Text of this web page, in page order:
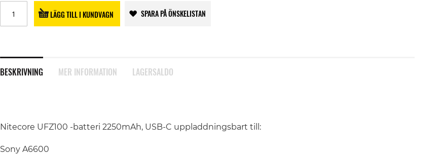
LÄGG TILL I KUNDVAGN SPARA PÅ ÖNSKELISTAN
BESKRIVNING
Nitecore UFZ100 -batteri 2250mAh, USB-C uppladdningsbart till:
Sony A6600
MER INFORMATION LAGERSALDO